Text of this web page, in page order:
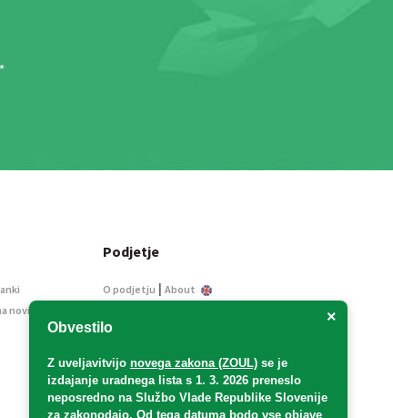
×
Obvestilo
Z uveljavitvijo novega zakona (ZOUL) se je
izdajanje uradnega lista s 1. 3. 2026 preneslo
neposredno na Službo Vlade Republike Slovenije
za zakonodajo. Od tega datuma bodo vse objave
novice
Podjetje
O podjetju | About
Informacije javnega
Oglaševanje
Splošni pogoji
Izjava o varstvu osebnih